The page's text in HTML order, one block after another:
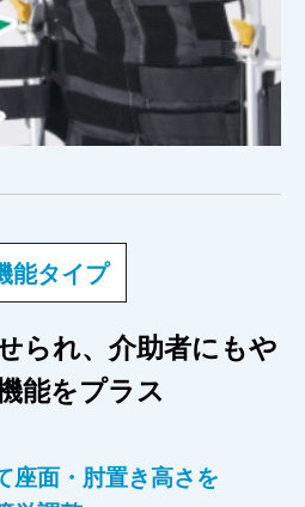
能タイプ
られ、介助者にもや
能をプラス
座面・肘置き高さを